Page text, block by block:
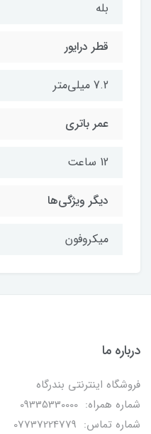
بله
قطر درایور
7.2 میلی‌متر
عمر باتری
12 ساعت
دیگر ویژگی‌ها
میکروفون
درباره ما
فروشگاه اینترنتی بندرگاه
شماره همراه: 09335330000
شماره تماس: 07737224779